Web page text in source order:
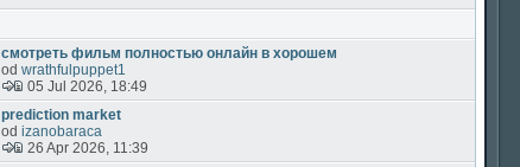
смотреть фильм полностью онлайн в хорошем
od wrathfulpuppet1
05 Jul 2026, 18:49
prediction market
od izanobaraca
26 Apr 2026, 11:39